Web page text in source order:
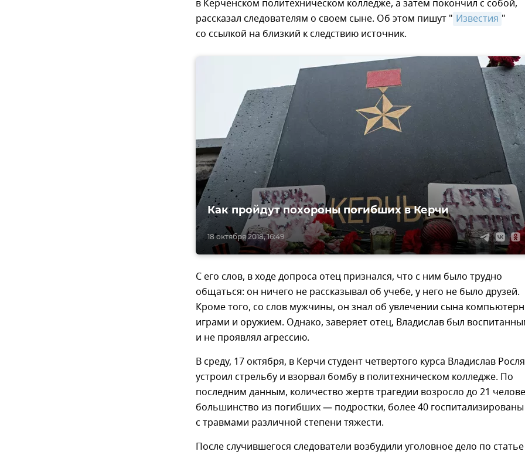
в Керченском политехническом колледже, а затем покончил с собой,
рассказал следователям о своем сыне. Об этом пишут " Известия "
со ссылкой на близкий к следствию источник.
18 октября 2018, 16:49
Как пройдут похороны погибших в Керчи
С его слов, в ходе допроса отец признался, что с ним было трудно
общаться: он ничего не рассказывал об учебе, у него не было друзей.
Кроме того, со слов мужчины, он знал об увлечении сына
играми и оружием. Однако, заверяет отец, Владислав был
и не проявлял агрессию.
В среду, 17 октября, в Керчи студент четвертого курса Владислав
устроил стрельбу и взорвал бомбу в политехническом колледже. По
последним данным, количество жертв трагедии возросло до 21
большинство из погибших — подростки, более 40 госпитализированы
с травмами различной степени тяжести.
После случившегося следователи возбудили уголовное дело по статье